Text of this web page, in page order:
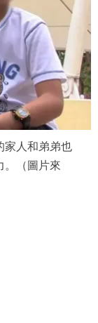
家人和弟弟也
。（圖片來